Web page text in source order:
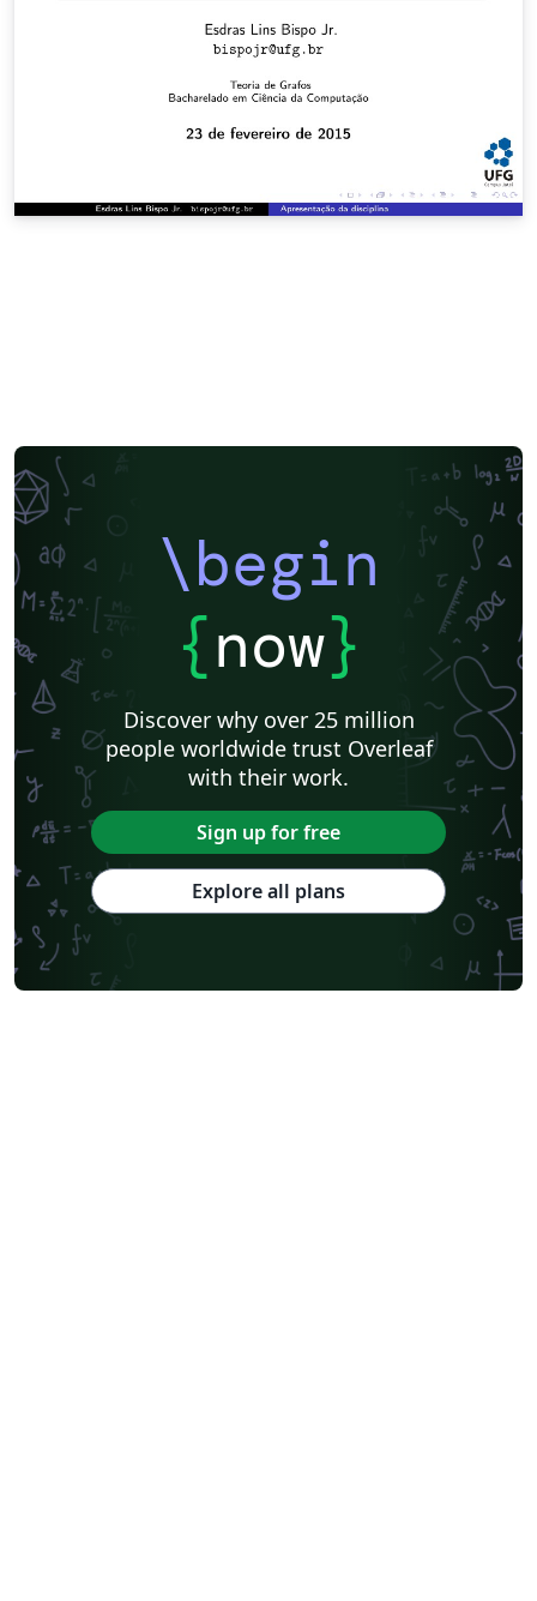
\begin
{now}
Discover why over 25 million
people worldwide trust Overleaf
with their work.
Sign up for free
Explore all plans